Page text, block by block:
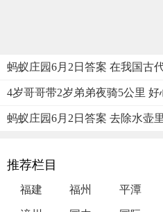
蚂蚁庄园6月2日答案 在我国古
4岁哥哥带2岁弟弟夜骑5公里
蚂蚁庄园6月2日答案 去除水壶
推荐栏目
福建 福州 平潭